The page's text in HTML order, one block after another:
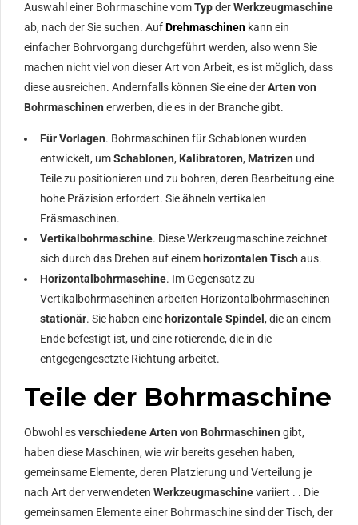
Auswahl einer Bohrmaschine vomTypderWerkzeugmaschine
ab, nach der Sie suchen. AufDrehmaschinen kann ein
einfacher Bohrvorgang durchgeführt werden, also wenn Sie
machen nicht viel von dieser Art von Arbeit, es ist möglich, dass
diese ausreichen. Andernfalls können Sie eine derArten von
Bohrmaschinen erwerben, die es in der Branche gibt.
Für Vorlagen. Bohrmaschinen für Schablonen wurden
entwickelt, umSchablonen, Kalibratoren, Matrizen und
Teile zu positionieren und zu bohren, deren Bearbeitung eine
hohe Präzision erfordert. Sie ähneln vertikalen
Fräsmaschinen.
Vertikalbohrmaschine. Diese Werkzeugmaschine zeichnet
sich durch das Drehen auf einem horizontalen Tisch aus.
Horizontalbohrmaschine. Im Gegensatz zu
Vertikalbohrmaschinen arbeiten Horizontalbohrmaschinen
stationär. Sie haben eine horizontale Spindel , die an einem
Ende befestigt ist, und eine rotierende, die in die
entgegengesetzte Richtung arbeitet.
Teile der Bohrmaschine
Obwohl esverschiedene Arten von Bohrmaschinen gibt,
haben diese Maschinen, wie wir bereits gesehen haben,
gemeinsame Elemente, deren Platzierung und Verteilung je
nach Art der verwendeten Werkzeugmaschinevariiert . . Die
gemeinsamen Elemente einer Bohrmaschine sind der Tisch, der